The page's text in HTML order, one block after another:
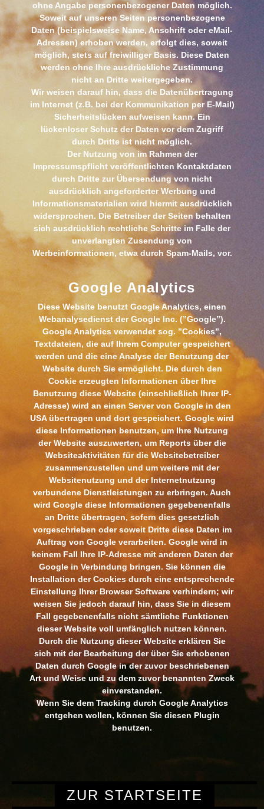
ohne Angabe personenbezogener Daten möglich.
Soweit auf unseren Seiten personenbezogene
Daten (beispielsweise Name, Anschrift oder eMail-
Adressen) erhoben werden, erfolgt dies, soweit
möglich, stets auf freiwilliger Basis. Diese Daten
werden ohne Ihre ausdrückliche Zustimmung
nicht an Dritte weitergegeben.
Wir weisen darauf hin, dass die Datenübertragung
im Internet (z.B. bei der Kommunikation per E-Mail)
Sicherheitslücken aufweisen kann. Ein
lückenloser Schutz der Daten vor dem Zugriff
durch Dritte ist nicht möglich.
Der Nutzung von im Rahmen der
Impressumspflicht veröffentlichten Kontaktdaten
durch Dritte zur Übersendung von nicht
ausdrücklich angeforderter Werbung und
Informationsmaterialien wird hiermit ausdrücklich
widersprochen. Die Betreiber der Seiten behalten
sich ausdrücklich rechtliche Schritte im Falle der
unverlangten Zusendung von
Werbeinformationen, etwa durch Spam-Mails, vor.
Google Analytics
Diese Website benutzt Google Analytics, einen
Webanalysedienst der Google Inc. (”Google”).
Google Analytics verwendet sog. ”Cookies”,
Textdateien, die auf Ihrem Computer gespeichert
werden und die eine Analyse der Benutzung der
Website durch Sie ermöglicht. Die durch den
Cookie erzeugten Informationen über Ihre
Benutzung diese Website (einschließlich Ihrer IP-
Adresse) wird an einen Server von Google in den
USA übertragen und dort gespeichert. Google wird
diese Informationen benutzen, um Ihre Nutzung
der Website auszuwerten, um Reports über die
Websiteaktivitäten für die Websitebetreiber
zusammenzustellen und um weitere mit der
Websitenutzung und der Internetnutzung
verbundene Dienstleistungen zu erbringen. Auch
wird Google diese Informationen gegebenenfalls
an Dritte übertragen, sofern dies gesetzlich
vorgeschrieben oder soweit Dritte diese Daten im
Auftrag von Google verarbeiten. Google wird in
keinem Fall Ihre IP-Adresse mit anderen Daten der
Google in Verbindung bringen. Sie können die
Installation der Cookies durch eine entsprechende
Einstellung Ihrer Browser Software verhindern; wir
weisen Sie jedoch darauf hin, dass Sie in diesem
Fall gegebenenfalls nicht sämtliche Funktionen
dieser Website voll umfänglich nutzen können.
Durch die Nutzung dieser Website erklären Sie
sich mit der Bearbeitung der über Sie erhobenen
Daten durch Google in der zuvor beschriebenen
Art und Weise und zu dem zuvor benannten Zweck
einverstanden.
Wenn Sie dem Tracking durch Google Analytics
entgehen wollen, können Sie diesen Plugin
benutzen.
ZUR STARTSEITE